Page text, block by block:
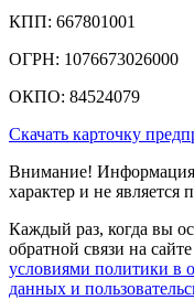
КПП: 667801001
ОГРН: 1076673026000
ОКПО: 84524079
Скачать карточку
Внимание! Информация
характер и не является
Каждый раз, когда вы
обратной связи на
условиями политики в
данных и